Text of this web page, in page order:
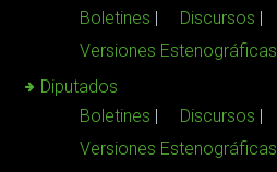
Boletines
Discursos
Versiones Estenográficas
Diputados
Boletines
Discursos
Versiones Estenográficas